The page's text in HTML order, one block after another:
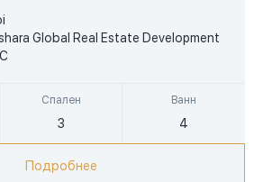
Global Real Estate Development
Спален
3
Ванн
4
AED
Подробнее